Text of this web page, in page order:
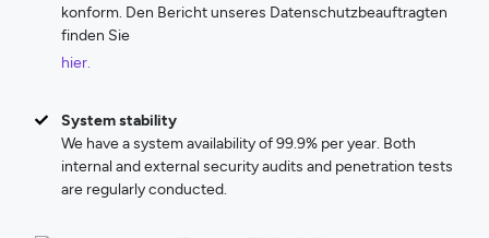
konform. Den Bericht unseres Datenschutzbeauftragten
finden Sie
hier.
System stability
We have a system availability of 99.9% per year. Both
internal and external security audits and penetration tests
are regularly conducted.